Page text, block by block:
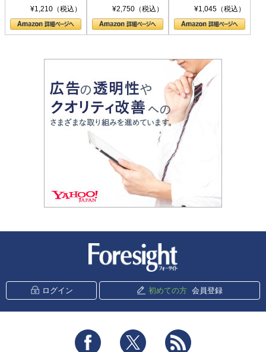
シリーズ)¥1,210（税込）
〈ヤヌス〉の二つ
の顔
¥2,750（税込）
ル新書)¥1,045（税込）
ログイン 初めての方 会員登録
Facebook Twitter